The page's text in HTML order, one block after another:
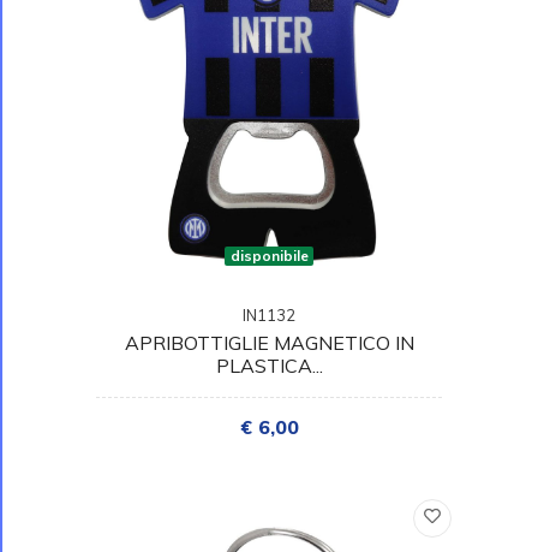
disponibile
IN1132
APRIBOTTIGLIE MAGNETICO IN
PLASTICA...
€ 6,00